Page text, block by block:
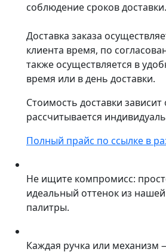
соблюдение сроков доставки.
Доставка заказа
клиента время, по
также осуществляется в
время или в день доставки.
Стоимость доставки
рассчитывается
Полный прайс по ссылке в
Не ищите компромисс:
идеальный оттенок из
палитры.
Каждая ручка или механизм